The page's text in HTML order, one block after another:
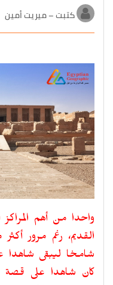
كتبت – ميريت أمين
واحدا من أهم المراكز
شامخا ليبقى شاهدا
كان شاهدا على قصة